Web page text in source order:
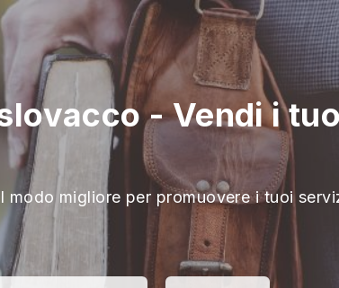
-Vendi i
modo migliore per promuovere i tuoi